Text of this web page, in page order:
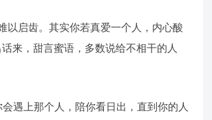
以启齿。其实你若真爱一个人，内心酸
来，甜言蜜语，多数说给不相干的人
遇上那个人，陪你看日出，直到你的人